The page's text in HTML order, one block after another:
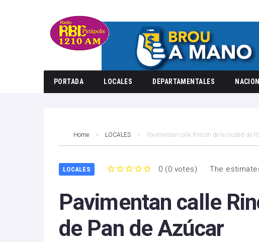
PORTADA LOCALES DEPARTAMENTALES
Home LOCALES Pavimentan calle Rincón de la ciudad de
LOCALES 0 (0 votes) The
Pavimentan calle
de Pan de Azúcar